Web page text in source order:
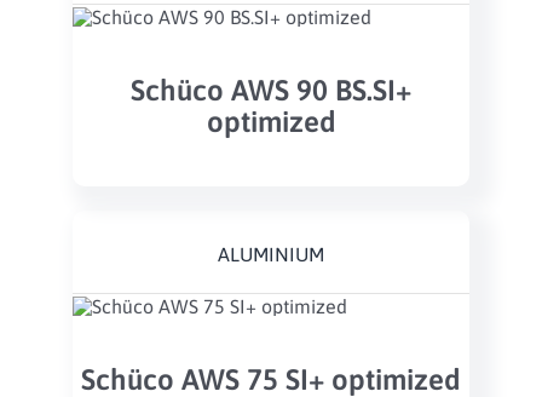
Schüco AWS 90 BS.SI+
optimized
ALUMINIUM
Schüco AWS 75 SI+ optimized